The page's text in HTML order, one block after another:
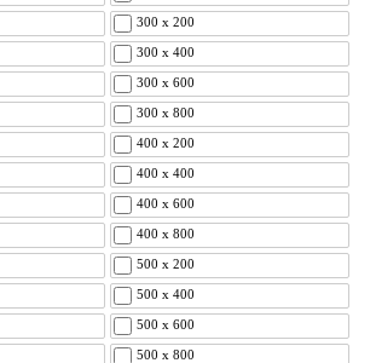
300 x 200
300 x 400
300 x 600
300 x 800
400 x 200
400 x 400
400 x 600
400 x 800
500 x 200
500 x 400
500 x 600
500 x 800